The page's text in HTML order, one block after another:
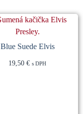
Blue Suede Elvis
19,50 € s DPH